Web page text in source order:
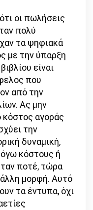
οι πωλήσεις
πολύ
τα ψηφιακά
με την ύπαρξη
είναι
που
από την
Ας μην
κόστος αγοράς
την
δυναμική,
κόστους ή
ποτέ, τώρα
μορφή. Αυτό
τα έντυπα, όχι